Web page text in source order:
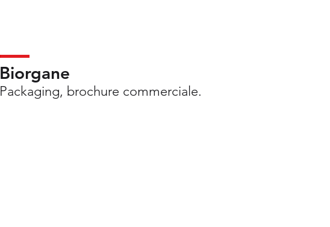
Biorgane
Packaging, brochure commerciale.